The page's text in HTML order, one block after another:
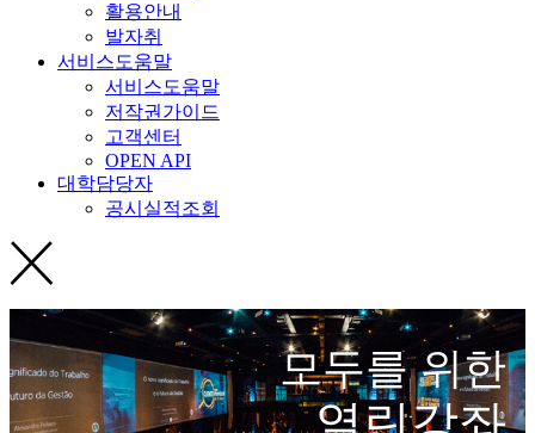
활용안내
발자취
서비스도움말
서비스도움말
저작권가이드
고객센터
OPEN API
대학담당자
공시실적조회
모두를 위한